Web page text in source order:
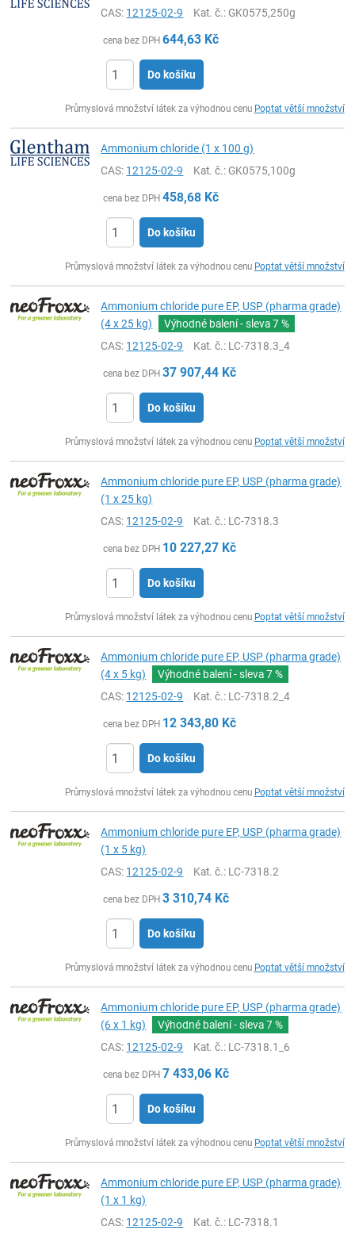
CAS: 12125-02-9 Kat. č.: GK0575,250g
cena bez DPH 644,63 Kč
Do košíku
Průmyslová množství látek za výhodnou cenu Poptat větší množství
Ammonium chloride (1 x 100 g)
CAS: 12125-02-9 Kat. č.: GK0575,100g
cena bez DPH 458,68 Kč
Do košíku
Průmyslová množství látek za výhodnou cenu Poptat větší množství
Ammonium chloride pure EP, USP (pharma grade)
(4 x 25 kg)
Výhodné balení - sleva7 %
CAS: 12125-02-9 Kat. č.: LC-7318.3_4
cena bez DPH 37 907,44 Kč
Do košíku
Průmyslová množství látek za výhodnou cenu Poptat větší množství
Ammonium chloride pure EP, USP (pharma grade)
(1 x 25 kg)
CAS: 12125-02-9 Kat. č.: LC-7318.3
cena bez DPH 10 227,27 Kč
Do košíku
Průmyslová množství látek za výhodnou cenu Poptat větší množství
Ammonium chloride pure EP, USP (pharma grade)
(4 x 5 kg)
Výhodné balení - sleva7 %
CAS: 12125-02-9 Kat. č.: LC-7318.2_4
cena bez DPH 12 343,80 Kč
Do košíku
Průmyslová množství látek za výhodnou cenu Poptat větší množství
Ammonium chloride pure EP, USP (pharma grade)
(1 x 5 kg)
CAS: 12125-02-9 Kat. č.: LC-7318.2
cena bez DPH 3 310,74 Kč
Do košíku
Průmyslová množství látek za výhodnou cenu Poptat větší množství
Ammonium chloride pure EP, USP (pharma grade)
(6 x 1 kg)
Výhodné balení - sleva7 %
CAS: 12125-02-9 Kat. č.: LC-7318.1_6
cena bez DPH 7 433,06 Kč
Do košíku
Průmyslová množství látek za výhodnou cenu Poptat větší množství
Ammonium chloride pure EP, USP (pharma grade)
(1 x 1 kg)
CAS: 12125-02-9 Kat. č.: LC-7318.1